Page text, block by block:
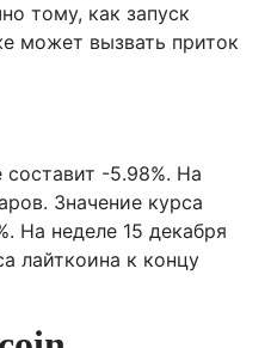
тому, как запуск
может вызвать приток
составит -5.98%. На
Значение курса
На неделе 15 декабря
лайткоина к концу